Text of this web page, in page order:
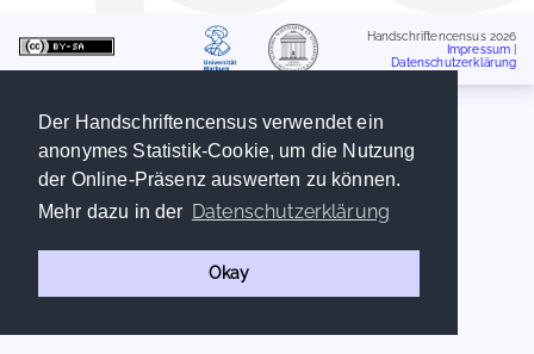
Der Handschriftencensus verwendet ein
anonymes Statistik-Cookie, um die Nutzung
der Online-Präsenz auswerten zu können.
Mehr dazu in der Datenschutzerklärung
Okay
Handschriftencensus 2026
Impressum
Datenschutzerklärung